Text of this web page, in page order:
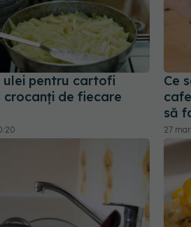
ulei pentru cartofi
crocanți de fiecare
Ce
să
27